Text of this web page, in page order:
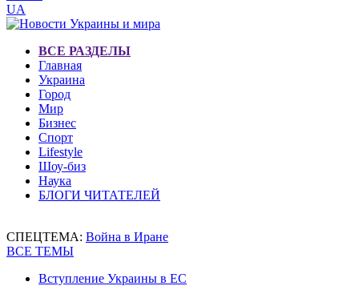
UA
ВСЕ РАЗДЕЛЫ
Главная
Украина
Город
Мир
Бизнес
Спорт
Lifestyle
Шоу-биз
Наука
БЛОГИ ЧИТАТЕЛЕЙ
СПЕЦТЕМА: Война в Иране
ВСЕ ТЕМЫ
Вступление Украины в ЕС